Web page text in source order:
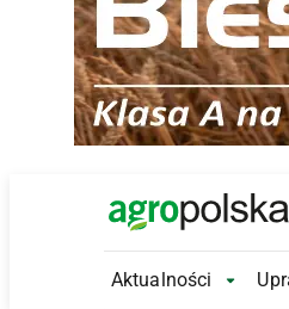
Main Logo
Aktualności